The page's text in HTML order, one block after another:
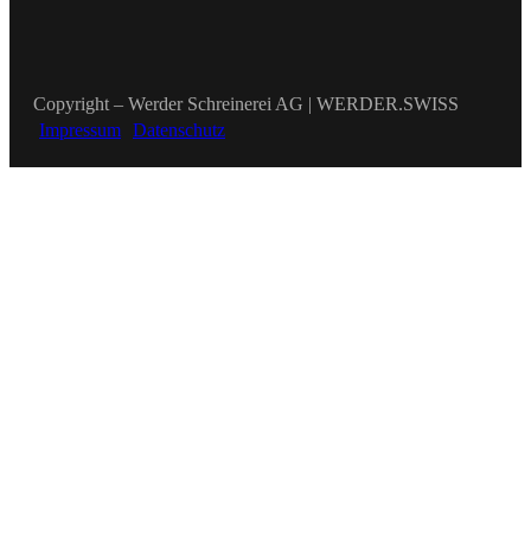
Copyright – Werder Schreinerei AG | WERDER.SWISS
Impressum Datenschutz